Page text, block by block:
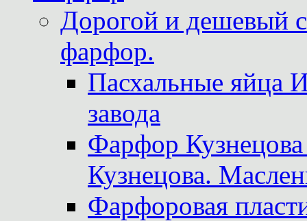
Дорогой и дешевый
фарфор.
Пасхальные яйца
завода
Фарфор
Кузнецова.
Фарфоровая